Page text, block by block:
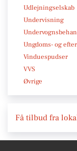
Udlejningselskab
Undervisning
Ungdoms- og
Vinduespudser
VVS
Øvrige
Få tilbud fra